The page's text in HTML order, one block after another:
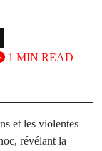
1 MIN READ
et les violentes
révélant la